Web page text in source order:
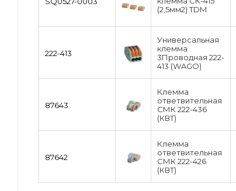
(2,5мм2) TDM
222-413
Универсальная
клемма
3Проводная 222-
413 (WAGO)
87643
Клемма
ответвительная
СМК 222-436
(КВТ)
87642
Клемма
ответвительная
СМК 222-426
(КВТ)